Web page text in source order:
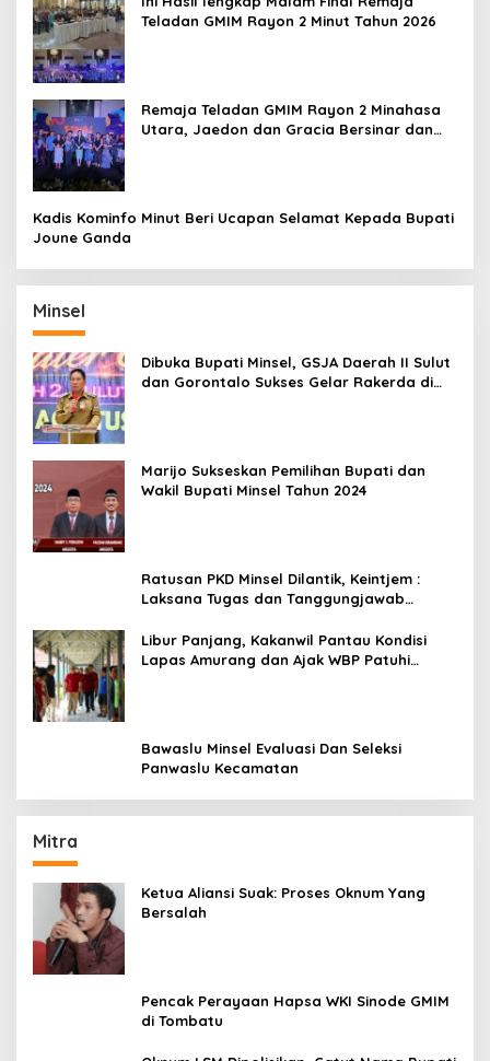
Teladan GMIM Rayon 2 Minut Tahun 2026
Remaja Teladan GMIM Rayon 2 Minahasa
Utara, Jaedon dan Gracia Bersinar dan
Kadis Kominfo Minut Beri Ucapan Selamat Kepada Bupati
Joune Ganda
Minsel
Dibuka Bupati Minsel, GSJA Daerah II Sulut
dan Gorontalo Sukses Gelar Rakerda di
Marijo Sukseskan Pemilihan Bupati dan
Wakil Bupati Minsel Tahun 2024
Ratusan PKD Minsel Dilantik, Keintjem :
Laksana Tugas dan Tanggungjawab
Libur Panjang, Kakanwil Pantau Kondisi
Lapas Amurang dan Ajak WBP Patuhi
Bawaslu Minsel Evaluasi Dan Seleksi
Panwaslu Kecamatan
Mitra
Ketua Aliansi Suak: Proses Oknum Yang
Bersalah
Pencak Perayaan Hapsa WKI Sinode GMIM
di Tombatu